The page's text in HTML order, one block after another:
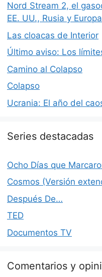
Nord Stream 2, el
EE. UU., Rusia y Europa
Las cloacas de Interior
Último aviso: Los
Camino al Colapso
Colapso
Ucrania: El año del
Series destacadas
Ocho Días que
Cosmos (Versión
Después De…
TED
Documentos TV
Comentarios y